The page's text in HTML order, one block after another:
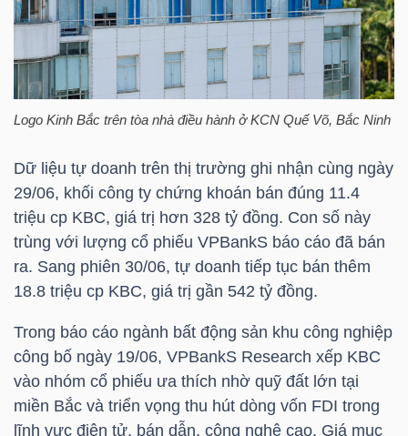
Logo Kinh Bắc trên tòa nhà điều hành ở KCN Quế Võ, Bắc Ninh
Dữ liệu tự doanh trên thị trường ghi nhận cùng ngày
29/06, khối công ty chứng khoán bán đúng 11.4
triệu cp KBC, giá trị hơn 328 tỷ đồng. Con số này
trùng với lượng cổ phiếu VPBankS báo cáo đã bán
ra. Sang phiên 30/06, tự doanh tiếp tục bán thêm
18.8 triệu cp KBC, giá trị gần 542 tỷ đồng.
Trong báo cáo ngành bất động sản khu công nghiệp
công bố ngày 19/06, VPBankS Research xếp KBC
vào nhóm cổ phiếu ưa thích nhờ quỹ đất lớn tại
miền Bắc và triển vọng thu hút dòng vốn FDI trong
lĩnh vực điện tử, bán dẫn, công nghệ cao. Giá mục
CHÍNH
CÁ
PHÂN
TÍCH
VIETSTOCKFINANCE
VĨ